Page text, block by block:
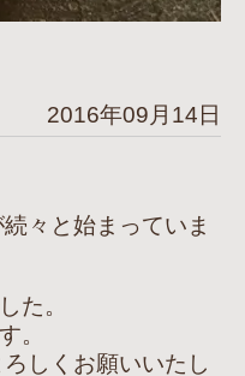
2016年09月14日
々と始まっていま
た。
。
しくお願いいたし